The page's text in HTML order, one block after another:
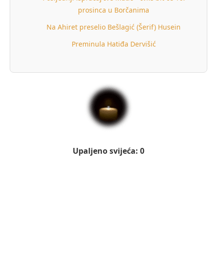
prosinca u Borčanima
Na Ahiret preselio Bešlagić (Šerif) Husein
Preminula Hatiđa Dervišić
Upaljeno svijeća: 0